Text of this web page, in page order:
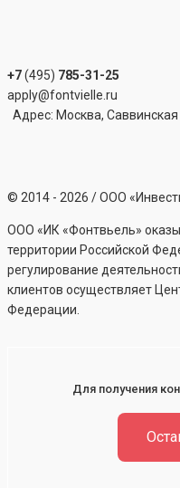
+7(495) 785-31-25
apply@fontvielle.ru
Адрес: Москва,
© 2014 - 2026 / ООО
ООО «ИК «Фонтвьель»
территории Российской
регулирование
клиентов осуществляет
Федерации.
Для получения